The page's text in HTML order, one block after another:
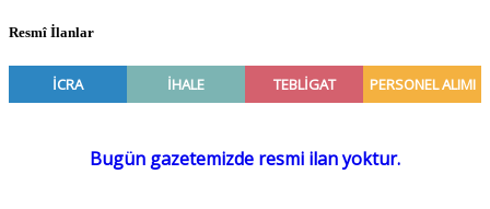
Resmî İlanlar